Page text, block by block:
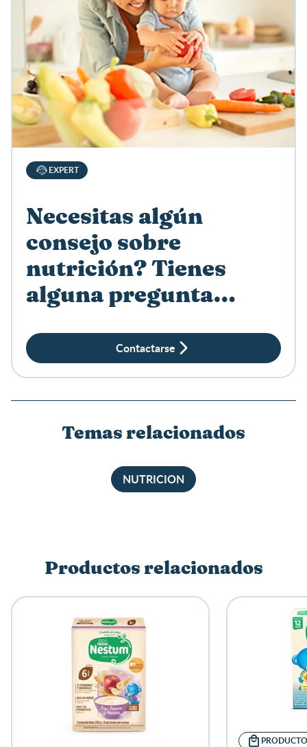
EXPERT
Necesitas algún
consejo sobre
nutrición? Tienes
alguna pregunta
Contactarse
Temas relacionados
NUTRICION
Productos relacionados
PRODUCTO